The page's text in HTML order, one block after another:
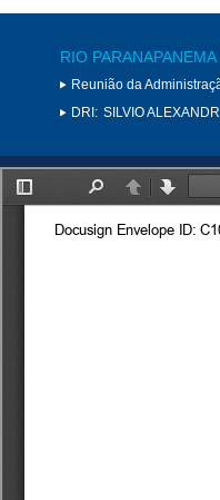
RIO PARANAPANEMA
Reunião da
DRI: SILVIO